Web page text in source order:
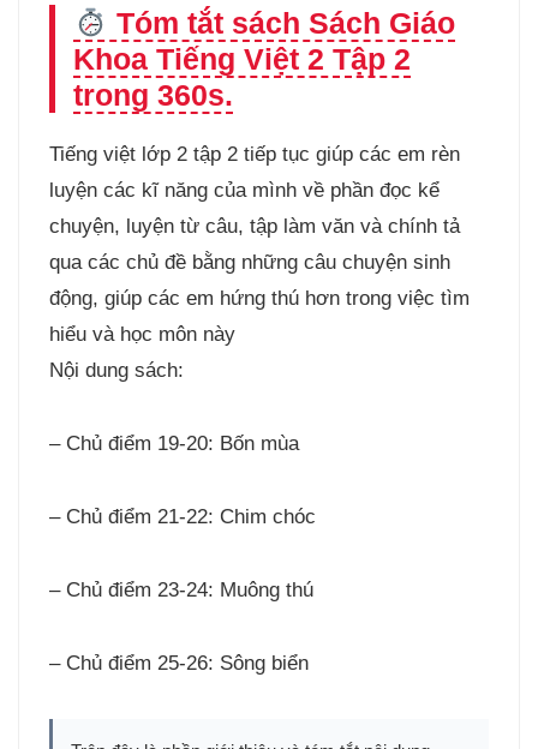
Tóm tắt sách Sách Giáo
Khoa Tiếng Việt 2 Tập 2
trong 360s.
Tiếng việt lớp 2 tập 2 tiếp tục giúp các em rèn
luyện các kĩ năng của mình về phần đọc kể
chuyện, luyện từ câu, tập làm văn và chính tả
qua các chủ đề bằng những câu chuyện sinh
động, giúp các em hứng thú hơn trong việc tìm
hiểu và học môn này
Nội dung sách:
– Chủ điểm 19-20: Bốn mùa
– Chủ điểm 21-22: Chim chóc
– Chủ điểm 23-24: Muông thú
– Chủ điểm 25-26: Sông biển